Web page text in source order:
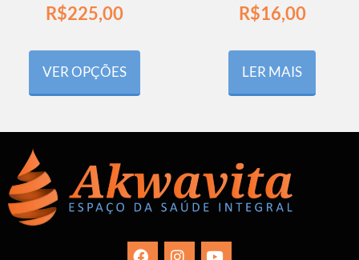
R$225,00
VER OPÇÕES
R$16,00
LER MAIS